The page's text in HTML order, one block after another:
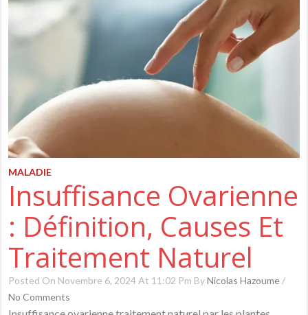
MALADIE
Insuffisance Ovarienne
: Définition, Causes Et
Traitement Naturel
Posted On Novembre 6, 2024 At 11:02 Pm ByNicolas Hazoume /
No Comments